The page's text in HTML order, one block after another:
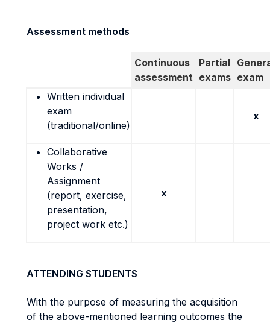
Assessment methods
Continuous
assessment
Partial
exams exam
Written individual
exam
(traditional/online)
x
Collaborative
Works /
Assignment
(report, exercise,
presentation,
project work etc.)
x
ATTENDING STUDENTS
With the purpose of measuring the acquisition
of the above-mentioned learning outcomes the